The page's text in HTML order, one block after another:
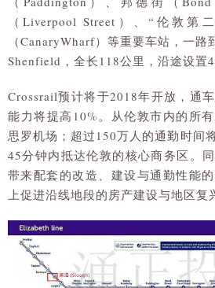
（Liverpool Street）、“伦敦第
（CanaryWharf）等重要车站，一
Shenfield，全长118公里，沿途设置
Crossrail预计将于2018年开放，通
能力将提高10%。从伦敦市内的所
思罗机场；超过150万人的通勤时间
45分钟内抵达伦敦的核心商务区。
带来配套的改造、建设与通勤性能
上促进沿线地段的房产建设与地区复